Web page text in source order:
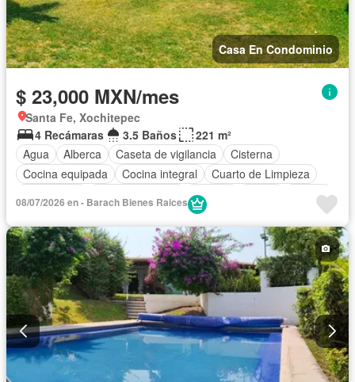
Casa En Condominio
$ 23,000 MXN/mes
Santa Fe, Xochitepec
4 Recámaras
3.5 Baños
221 m²
Agua
Alberca Caseta de vigilancia
Cisterna
Cocina equipada
Cocina integral
Cuarto de Limpieza
Internet
Azotea
Solo familias
Completamente amueblado
08/07/2026 en - Barach Bienes Raices